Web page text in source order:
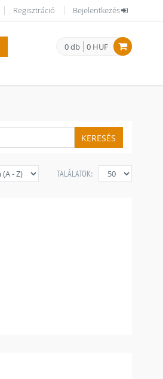
Regisztráció Bejelentkezés
0 db 0 HUF
KERESÉS
TALÁLATOK: